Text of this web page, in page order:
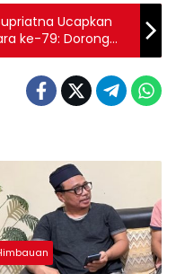
Ucapkan
ke-79: Dorong
Berkeadilan